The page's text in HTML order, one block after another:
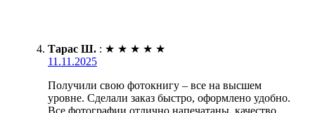
Тарас Ш. : ★ ★ ★ ★ ★
11.11.2025
Получили свою фотокнигу – все на высшем
уровне. Сделали заказ быстро, оформлено удобно.